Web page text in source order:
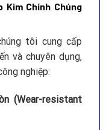
Kim Chính Chúng
tôi cung cấp
và chuyên dụng,
nghiệp:
(Wear-resistant